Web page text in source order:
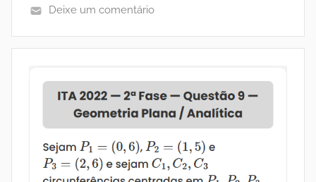
Deixe um comentário